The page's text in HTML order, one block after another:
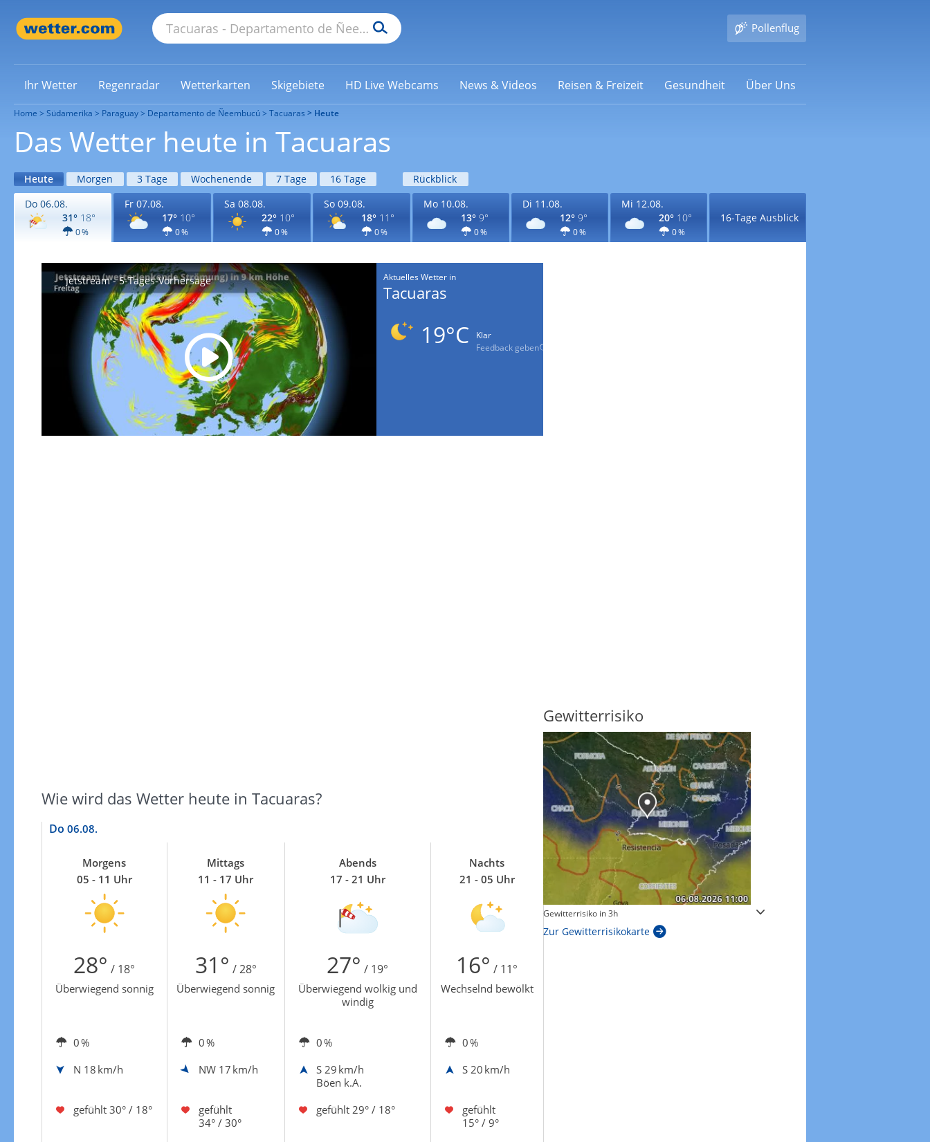
Pollenflug
Ihr Wetter Regenradar Wetterkarten Skigebiete HD Live Webcams News & Videos Reisen & Freizeit Gesundheit Über Uns
Home Südamerika Paraguay Departamento de Ñeembucú Tacuaras Heute
Das Wetter heute in Tacuaras
Heute Morgen 3 Tage Wochenende 7 Tage 16 Tage
Rückblick
Do 06.08.
31° 18°
0 %
Fr 07.08.
17° 10°
0 %
Sa 08.08.
22° 10°
0 %
So 09.08.
18° 11°
0 %
Mo 10.08.
13° 9°
0 %
Di 11.08.
12° 9°
0 %
Mi 12.08.
20° 10°
0 %
16-Tage Ausblick
Jetstream - 5-Tages-Vorhersage Aktuelles Wetter in
Tacuaras
19°C
Klar
Feedback geben
Wie wird das Wetter heute in Tacuaras?
Do 06.08.
Morgens
05 - 11 Uhr
Mittags
11 - 17 Uhr
Abends
17 - 21 Uhr
Nachts
21 - 05 Uhr
28° / 18° 31° / 28° 27° / 19° 16° / 11°
Überwiegend sonnig Überwiegend sonnig
Überwiegend wolkig und
windig
Wechselnd bewölkt
0 % 0 % 0 %
0 %
N 18 km/h NW 17 km/h S 29 km/h
Böen k.A.
S 20 km/h
gefühlt 30° / 18°
gefühlt
34° / 30°
gefühlt 29° / 18°
gefühlt
15° / 9°
Windgeschwindigkeiten in 3h
Zur Windgeschwindigkeitenkarte
Sonnenschein heute
Zur Sonnenscheindauerkarte
Gewitterrisiko
Gewitterrisiko in 3h
Zur Gewitterrisikokarte
Windböen heute